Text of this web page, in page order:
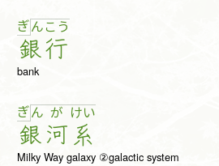
ぎん
銀
こ う
行
bank
ぎん
銀
が
河
けい
系
Milky Way galaxy ②galactic system